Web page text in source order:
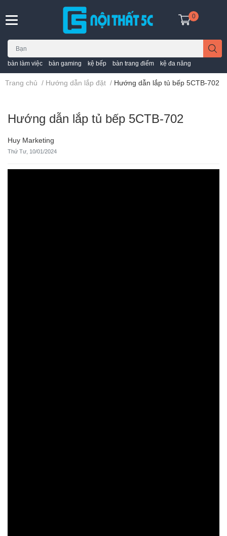
bàn làm việc bàn gaming kệ bếp bàn trang điểm kệ đa năng
0
Trang chủ / Hướng dẫn lắp đặt / Hướng dẫn lắp tủ bếp 5CTB-702
Hướng dẫn lắp tủ bếp 5CTB-702
Huy Marketing
Thứ Tư, 10/01/2024